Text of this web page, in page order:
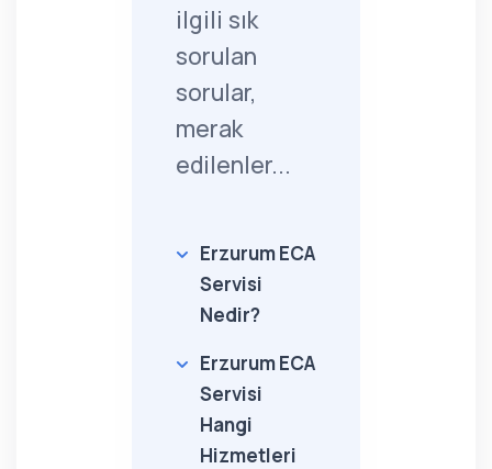
ilgili sık
sorulan
sorular,
merak
edilenler...
Erzurum ECA
Servisi
Nedir?
Erzurum ECA
Servisi
Hangi
Hizmetleri